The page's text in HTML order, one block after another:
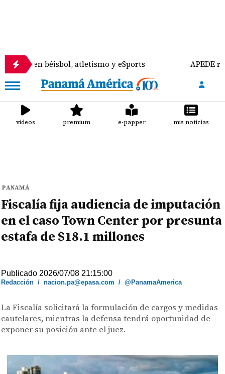
béisbol, atletismo y eSports APEDE rechaza
videos premium e-papper mis noticias
PANAMÁ
Fiscalía fija audiencia de imputación
en el caso Town Center por presunta
estafa de $18.1 millones
Publicado 2026/07/08 21:15:00
Redacción /nacion.pa@epasa.com /@PanamaAmerica
La Fiscalía solicitará la formulación de cargos y medidas
cautelares, mientras la defensa tendrá oportunidad de
exponer su posición ante el juez.